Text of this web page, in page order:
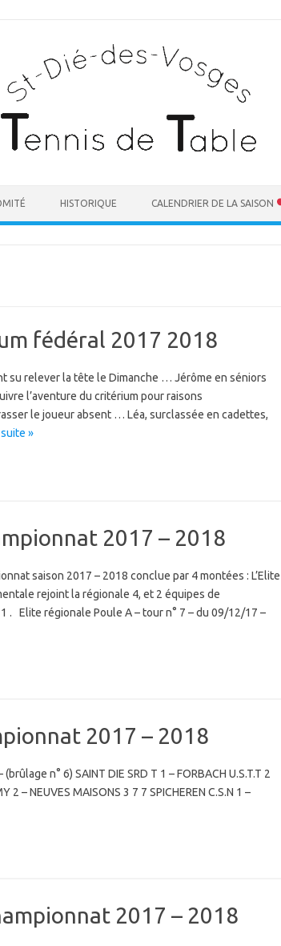
HISTORIQUE CALENDRIER DE LA SAISON
fédéral 2017 2018
su relever la tête le Dimanche … Jérôme en séniors
l’aventure du critérium pour raisons
le joueur absent … Léa, surclassée en cadettes,
»
2017 – 2018
saison 2017 – 2018 conclue par 4 montées : L’Elite
rejoint la régionale 4, et 2 équipes de
Elite régionale Poule A – tour n° 7 – du 09/12/17 –
2017 – 2018
n° 6) SAINT DIE SRD T 1 – FORBACH U.S.T.T 2
– NEUVES MAISONS 3 7 7 SPICHEREN C.S.N 1 –
2017 – 2018